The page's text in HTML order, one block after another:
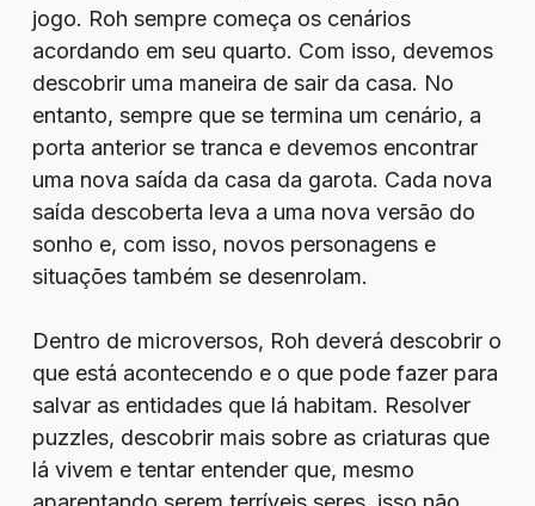
jogo. Roh sempre começa os cenários
acordando em seu quarto. Com isso, devemos
descobrir uma maneira de sair da casa. No
entanto, sempre que se termina um cenário, a
porta anterior se tranca e devemos encontrar
uma nova saída da casa da garota. Cada nova
saída descoberta leva a uma nova versão do
sonho e, com isso, novos personagens e
situações também se desenrolam.
Dentro de microversos, Roh deverá descobrir o
que está acontecendo e o que pode fazer para
salvar as entidades que lá habitam. Resolver
puzzles, descobrir mais sobre as criaturas que
lá vivem e tentar entender que, mesmo